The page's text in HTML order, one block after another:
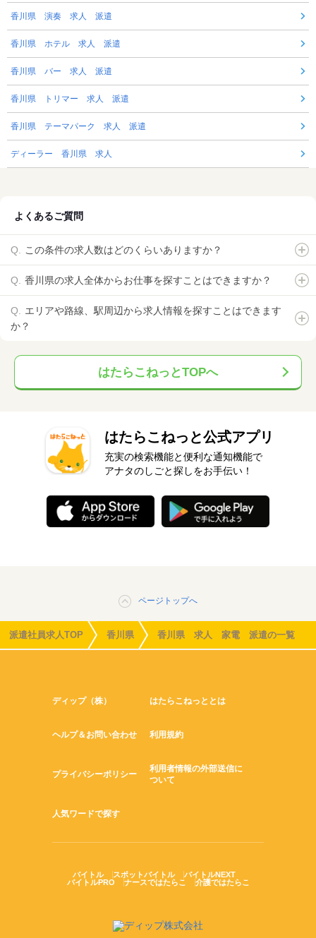
香川県 演奏 求人 派遣
香川県 ホテル 求人 派遣
香川県 バー 求人 派遣
香川県 トリマー 求人 派遣
香川県 テーマパーク 求人 派遣
ディーラー 香川県 求人
よくあるご質問
この条件の求人数はどのくらいありますか？
香川県の求人全体からお仕事を探すことはできますか？
エリアや路線、駅周辺から求人情報を探すことはできます
か？
はたらこねっとTOPへ
はたらこねっと公式アプリ
充実の検索機能と便利な通知機能で
アナタのしごと探しをお手伝い！
ページトップへ
派遣社員求人TOP 香川県 香川県 求人 家電 派遣の一覧
ディップ（株） はたらこねっととは
ヘルプ＆お問い合わせ 利用規約
プライバシーポリシー
利用者情報の外部送信に
ついて
人気ワードで探す
バイトル スポットバイトル
バイトルNEXT
バイトルPRO
ナースではたらこ 介護ではたらこ